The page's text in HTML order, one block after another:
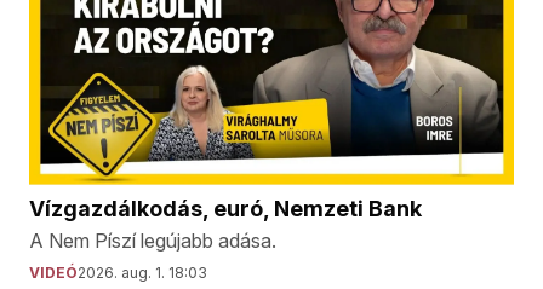
Vízgazdálkodás, euró, Nemzeti Bank
A Nem Píszí legújabb adása.
VIDEÓ2026. aug. 1. 18:03